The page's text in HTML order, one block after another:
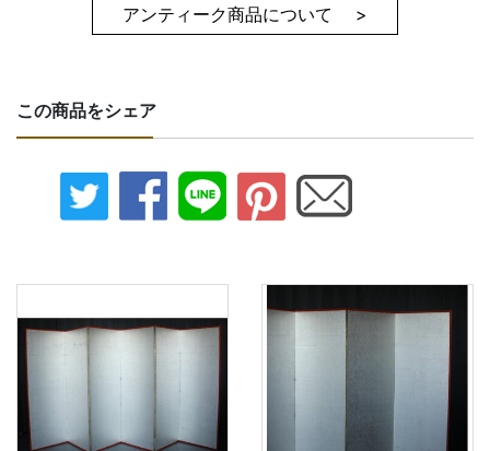
アンティーク商品について >
この商品をシェア